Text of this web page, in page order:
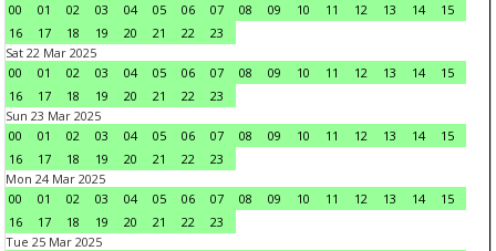
00
01 02 03 04 05 06 07 08 09 10 11 12 13 14
15
16
17 18 19 20 21 22
23
Sat 22 Mar 2025
00
01 02 03 04 05 06 07 08 09 10 11 12 13 14
15
16
17 18 19 20 21 22
23
Sun 23 Mar 2025
00
01 02 03 04 05 06 07 08 09 10 11 12 13 14
15
16
17 18 19 20 21 22
23
Mon 24 Mar 2025
00
01 02 03 04 05 06 07 08 09 10 11 12 13 14
15
16
17 18 19 20 21 22
23
Tue 25 Mar 2025